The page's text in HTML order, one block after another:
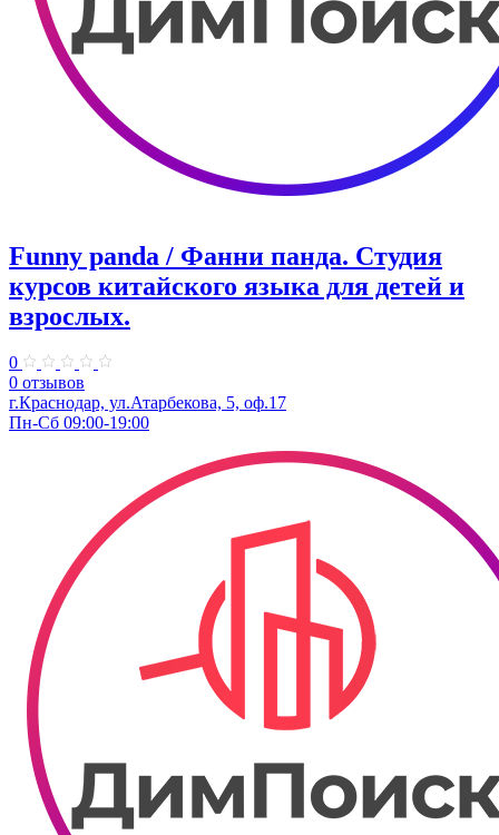
Funny panda / Фанни панда. ​Студия
курсов китайского языка для детей и
взрослых.
0
0 отзывов
г.Краснодар, ул.​Атарбекова, 5, оф.​17
Пн-Сб 09:00-19:00